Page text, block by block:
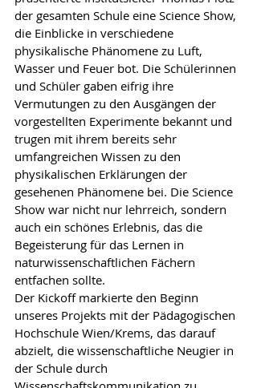
der gesamten Schule eine Science Show,
die Einblicke in verschiedene
physikalische Phänomene zu Luft,
Wasser und Feuer bot. Die Schülerinnen
und Schüler gaben eifrig ihre
Vermutungen zu den Ausgängen der
vorgestellten Experimente bekannt und
trugen mit ihrem bereits sehr
umfangreichen Wissen zu den
physikalischen Erklärungen der
gesehenen Phänomene bei. Die Science
Show war nicht nur lehrreich, sondern
auch ein schönes Erlebnis, das die
Begeisterung für das Lernen in
naturwissenschaftlichen Fächern
entfachen sollte.
Der Kickoff markierte den Beginn
unseres Projekts mit der Pädagogischen
Hochschule Wien/Krems, das darauf
abzielt, die wissenschaftliche Neugier in
der Schule durch